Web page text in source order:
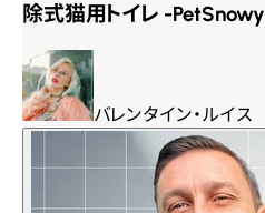
除式猫用トイレ -PetSnowy
バレンタイン・ルイス